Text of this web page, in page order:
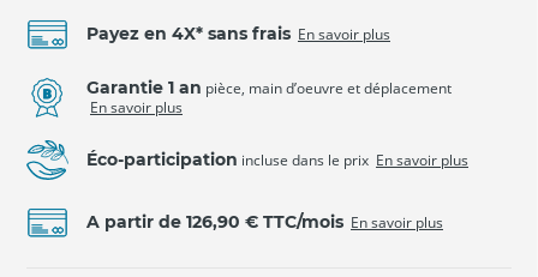
Payez en 4X* sans frais En savoir plus
Garantie 1 an pièce, main d’oeuvre et déplacement
En savoir plus
Éco-participation incluse dans le prix En savoir plus
A partir de 126,90 € TTC/mois En savoir plus